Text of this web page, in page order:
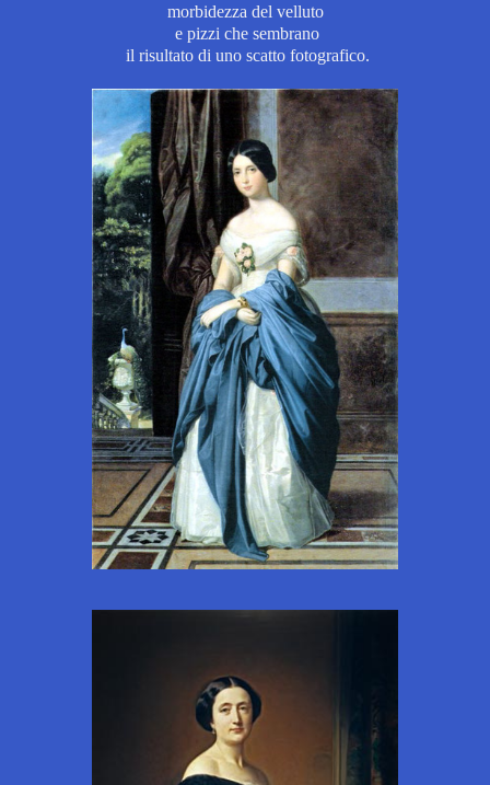
morbidezza del velluto
e pizzi che sembrano
il risultato di uno scatto fotografico.